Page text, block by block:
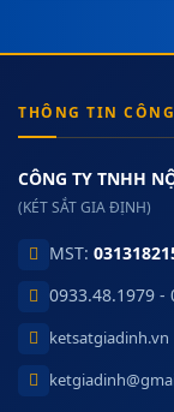
THÔNG TIN
CÔNG TY TNHH
(KÉT SẮT GIA ĐỊNH)
MST:
0933.48.1979 -
ketsatgiadinh.vn